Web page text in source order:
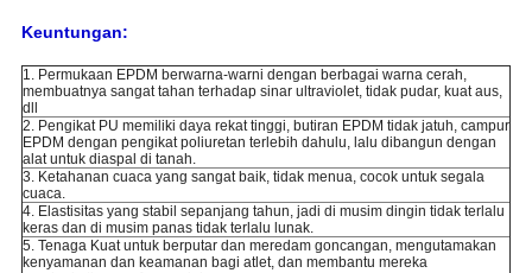
Keuntungan:
1. Permukaan EPDM berwarna-warni dengan berbagai warna cerah,
membuatnya sangat tahan terhadap sinar ultraviolet, tidak pudar, kuat aus,
dll
2. Pengikat PU memiliki daya rekat tinggi, butiran EPDM tidak jatuh, campur
EPDM dengan pengikat poliuretan terlebih dahulu, lalu dibangun dengan
alat untuk diaspal di tanah.
3. Ketahanan cuaca yang sangat baik, tidak menua, cocok untuk segala
cuaca.
4. Elastisitas yang stabil sepanjang tahun, jadi di musim dingin tidak terlalu
keras dan di musim panas tidak terlalu lunak.
5. Tenaga Kuat untuk berputar dan meredam goncangan, mengutamakan
kenyamanan dan keamanan bagi atlet, dan membantu mereka